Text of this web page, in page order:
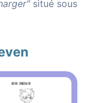
situé sous